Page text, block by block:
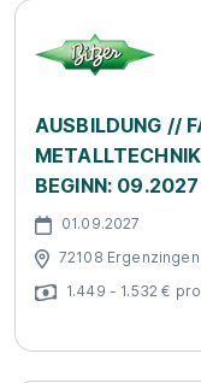
AUSBILDUNG //
BEGINN: 09.2027
01.09.2027
72108 Ergenzingen
1.449 - 1.532 €